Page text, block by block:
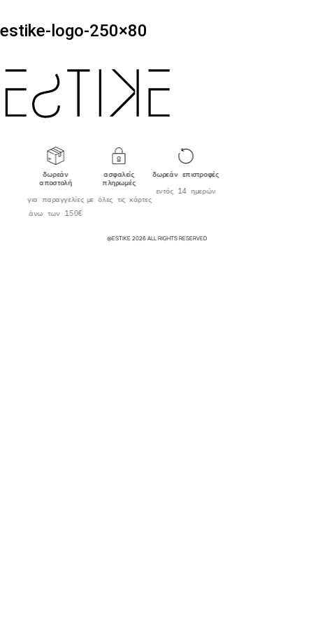
estike-logo-250×80
δωρεάν
αποστολή
για παραγγελίες
άνω των 150€
ασφαλείς
πληρωμές
με όλες τις κάρτες
δωρεάν επιστροφές
εντός 14 ημερών
@ESTIKE 2026 ALL RIGHTS RESERVED